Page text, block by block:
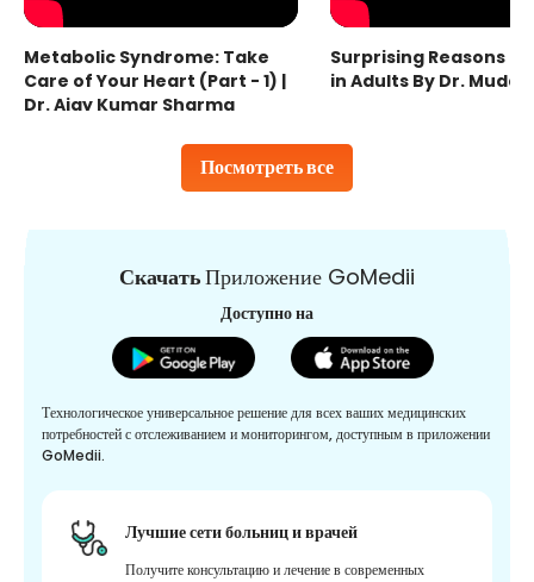
Посмотреть все
Metabolic Syndrome: Take
Care of Your Heart (Part - 1) |
Dr. Ajay Kumar Sharma
Surprising Reasons
in Adults By Dr.
СкачатьПриложение GoMedii
Доступно на
Технологическое универсальное решение для всех ваших медицинских
потребностей с отслеживанием и мониторингом, доступным в приложении
GoMedii.
Лучшие сети больниц и врачей
Получите консультацию и лечение в современных